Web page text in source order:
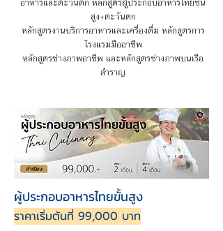
อาหารและตะวันตก หลักสูตรผู้ประกอบอาหารไทยชั้น
สูง+ตะวันตก
หลักสูตรงานบริการอาหารและเครื่องดื่ม หลักสูตรการ
โรงแรมมืออาชีพ
หลักสูตรช่างภาพอาชีพ และหลักสูตรช่างภาพบนเรือ
สำราญ
ผู้ประกอบอาหารไทยขั้นสูง
ราคาเริ่มต้นที่ 99,000 บาท